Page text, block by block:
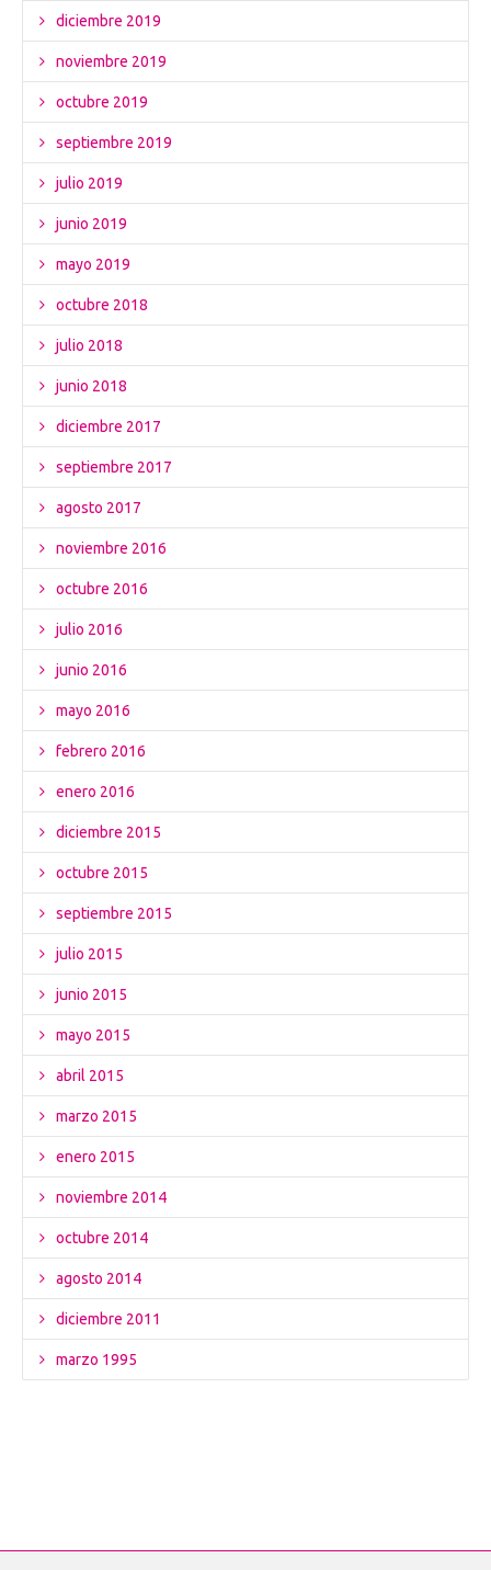
diciembre 2019
noviembre 2019
octubre 2019
septiembre 2019
julio 2019
junio 2019
mayo 2019
octubre 2018
julio 2018
junio 2018
diciembre 2017
septiembre 2017
agosto 2017
noviembre 2016
octubre 2016
julio 2016
junio 2016
mayo 2016
febrero 2016
enero 2016
diciembre 2015
octubre 2015
septiembre 2015
julio 2015
junio 2015
mayo 2015
abril 2015
marzo 2015
enero 2015
noviembre 2014
octubre 2014
agosto 2014
diciembre 2011
marzo 1995